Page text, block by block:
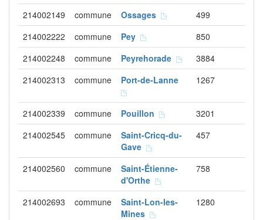
214002149
commune Ossages
499
214002222
commune Pey
850
214002248
commune Peyrehorade
3884
214002313
commune Port-de-Lanne 1267
214002339 commune Pouillon
3201
214002545
commune
Saint-Cricq-du-
Gave
457
214002560 commune
Saint-Étienne-
d'Orthe
758
214002693 commune
Saint-Lon-les-
Mines
1280